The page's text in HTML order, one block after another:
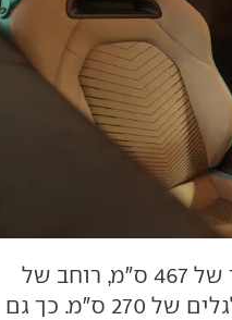
גם הממדים נותרו ללא שינוי עם אורך של 467 ס"מ, רוחב של
196.5 ס"מ, גובה של 123 ס"מ ובסיס גלגלים של 270 ס"מ. כך גם